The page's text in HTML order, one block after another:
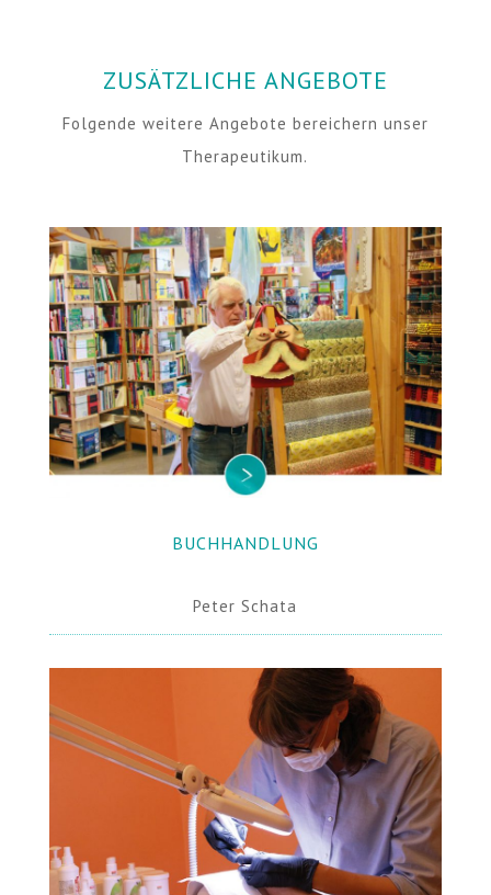
ZUSÄTZLICHE ANGEBOTE
Folgende weitere Angebote bereichern unser
Therapeutikum.
BUCHHANDLUNG
Peter Schata